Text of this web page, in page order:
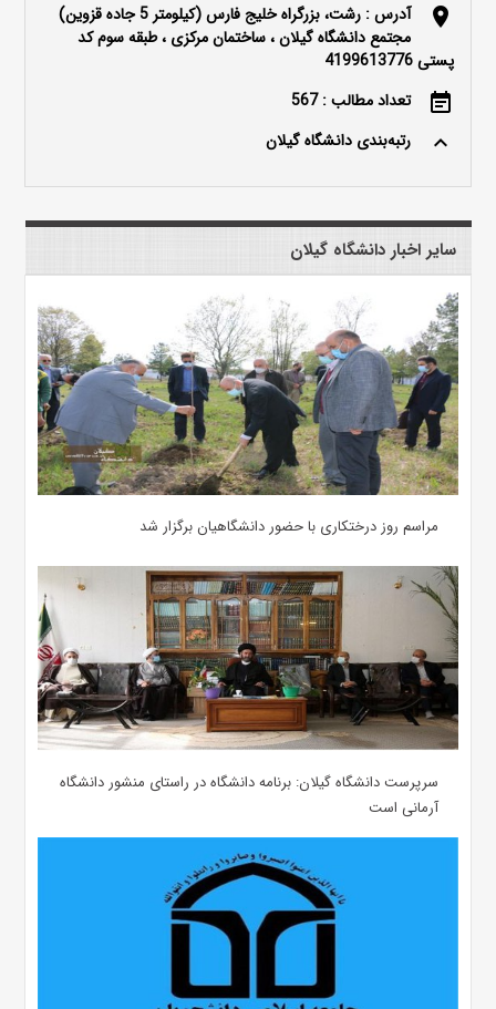
location_on
آدرس : رشت، بزرگراه خلیج فارس (کیلومتر 5 جاده قزوین)
مجتمع دانشگاه گیلان ، ساختمان مرکزی ، طبقه سوم کد
پستی 4199613776
event_note تعداد مطالب : 567
keyboard_arrow_up رتبه‌بندی دانشگاه گیلان
سایر اخبار دانشگاه گیلان
مراسم روز درختکاری با حضور دانشگاهیان برگزار شد
سرپرست دانشگاه گیلان: برنامه دانشگاه در راستای منشور دانشگاه
آرمانی است